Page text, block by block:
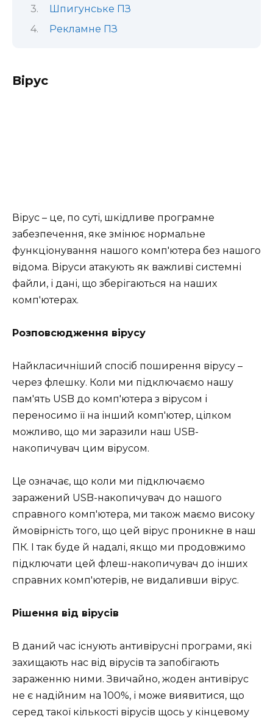
Шпигунське ПЗ
Рекламне ПЗ
Вірус
Вірус – це, по суті, шкідливе програмне
забезпечення, яке змінює нормальне
функціонування нашого комп'ютера без нашого
відома. Віруси атакують як важливі системні
файли, і дані, що зберігаються на наших
комп'ютерах.
Розповсюдження вірусу
Найкласичніший спосіб поширення вірусу –
через флешку. Коли ми підключаємо нашу
пам'ять USB до комп'ютера з вірусом і
переносимо її на інший комп'ютер, цілком
можливо, що ми заразили наш USB-
накопичувач цим вірусом.
Це означає, що коли ми підключаємо
заражений USB-накопичувач до нашого
справного комп'ютера, ми також маємо високу
ймовірність того, що цей вірус проникне в наш
ПК. І так буде й надалі, якщо ми продовжимо
підключати цей флеш-накопичувач до інших
справних комп'ютерів, не видаливши вірус.
Рішення від вірусів
В даний час існують антивірусні програми, які
захищають нас від вірусів та запобігають
зараженню ними. Звичайно, жоден антивірус
не є надійним на 100%, і може виявитися, що
серед такої кількості вірусів щось у кінцевому